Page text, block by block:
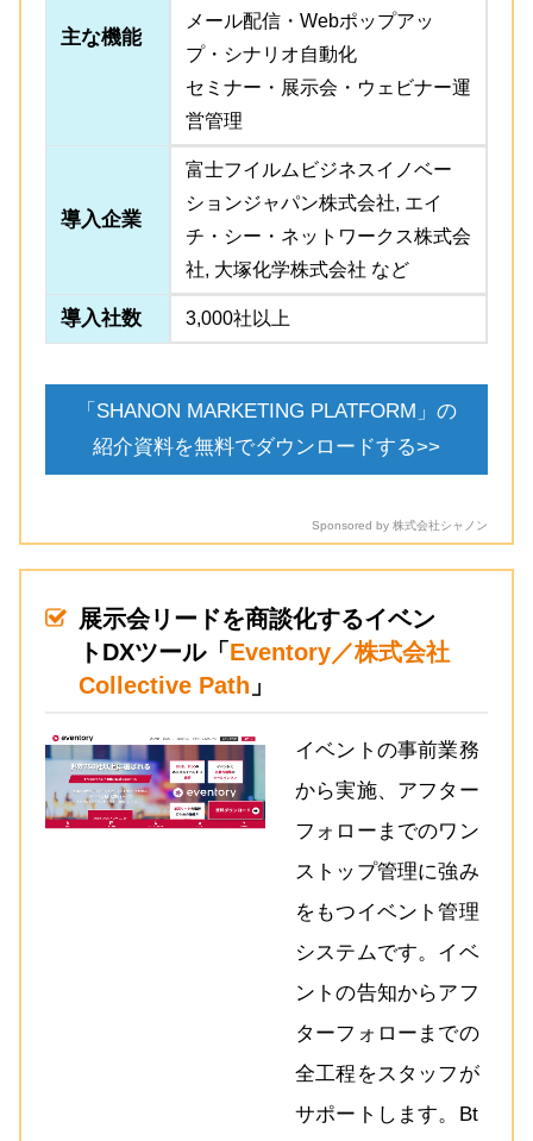
主な機能
メール配信・Webポップアッ
プ・シナリオ自動化
セミナー・展示会・ウェビナー運
営管理
導入企業
富士フイルムビジネスイノベー
ションジャパン株式会社, エイ
チ・シー・ネットワークス株式会
社, 大塚化学株式会社 など
導入社数 3,000社以上
「SHANON MARKETING PLATFORM」の
紹介資料を無料でダウンロードする>>
Sponsored by 株式会社シャノン
展示会リードを商談化するイベン
トDXツール「Eventory／株式会社
Collective Path 」
イベントの事前業務
から実施、アフター
フォローまでのワン
ストップ管理に強み
をもつイベント管理
システムです。イベ
ントの告知からアフ
ターフォローまでの
全工程をスタッフが
サポートします。Bt